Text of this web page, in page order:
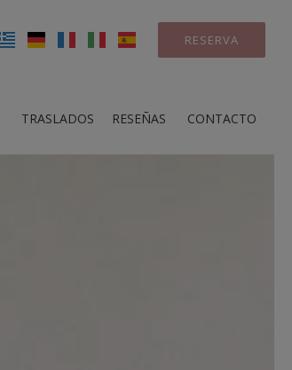
RESERVA
TRASLADOS RESEÑAS CONTACTO